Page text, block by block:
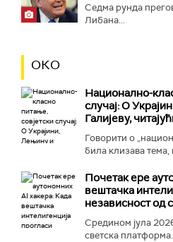
Седма рунда
Либана...
ОКО
Национално-
случај: О
Галијеву,
Говорити о
била клизава тема,
Почетак ере
вештачка
независност од
Средином јула
светска